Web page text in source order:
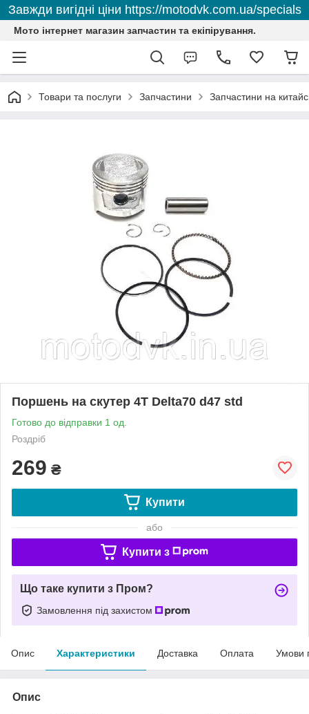
Завжди вигідні ціни https://motodvk.com.ua/specials
Мото інтернет магазин запчастин та екіпірування.
Товари та послуги Запчастини Запчастини на
Поршень на скутер 4T Delta70 d47 std
Готово до відправки 1 од.
Роздріб
269 ₴
Купити
або
Купити з
Що таке купити з Пром?
Замовлення під захистом
Опис Характеристики Доставка Оплата Умови
Опис